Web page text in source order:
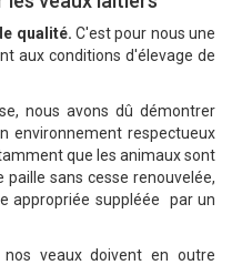
qualité. C'est pour nous une
aux conditions d'élevage de
nous avons dû démontrer
environnement respectueux
que les animaux sont
sans cesse renouvelée,
appropriée suppléée par un
veaux doivent en outre